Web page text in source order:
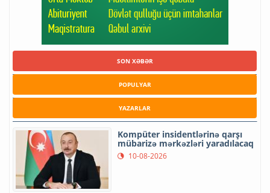
SON XƏBƏR
POPULYAR
YAZARLAR
Kompüter insidentlərinə qarşı
mübarizə mərkəzləri yaradılacaq
10-08-2026